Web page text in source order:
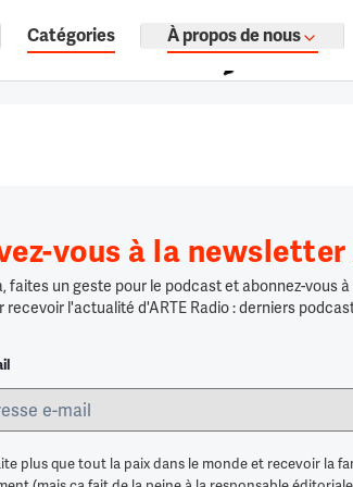
documentaires audio.
Catégories À propos de nous
vous à la newsletter
faites un geste pour le podcast et abonnez-
recevoir l'actualité d'ARTE Radio : derniers
plus que tout la paix dans le monde et recevoir la